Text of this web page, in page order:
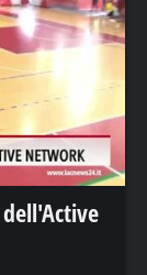
dell'Active